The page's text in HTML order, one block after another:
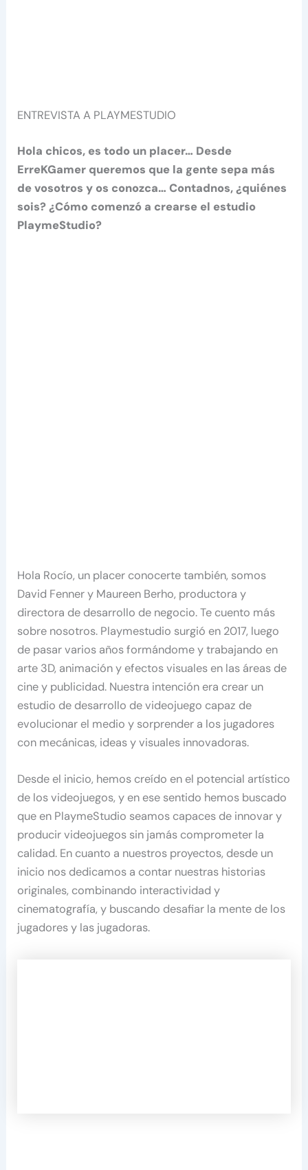
ENTREVISTA A PLAYMESTUDIO
Hola chicos, es todo un placer… Desde
ErreKGamer queremos que la gente sepa más
de vosotros y os conozca… Contadnos, ¿quiénes
sois? ¿Cómo comenzó a crearse el estudio
PlaymeStudio?
Hola Rocío, un placer conocerte también, somos
David Fenner y Maureen Berho, productora y
directora de desarrollo de negocio. Te cuento más
sobre nosotros. Playmestudio surgió en 2017, luego
de pasar varios años formándome y trabajando en
arte 3D, animación y efectos visuales en las áreas de
cine y publicidad. Nuestra intención era crear un
estudio de desarrollo de videojuego capaz de
evolucionar el medio y sorprender a los jugadores
con mecánicas, ideas y visuales innovadoras.
Desde el inicio, hemos creído en el potencial artístico
de los videojuegos, y en ese sentido hemos buscado
que en PlaymeStudio seamos capaces de innovar y
producir videojuegos sin jamás comprometer la
calidad. En cuanto a nuestros proyectos, desde un
inicio nos dedicamos a contar nuestras historias
originales, combinando interactividad y
cinematografía, y buscando desafiar la mente de los
jugadores y las jugadoras.